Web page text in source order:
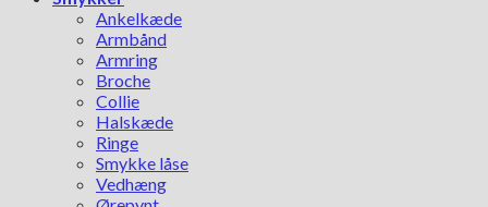
Ankelkæde
Armbånd
Armring
Broche
Collie
Halskæde
Ringe
Smykke låse
Vedhæng